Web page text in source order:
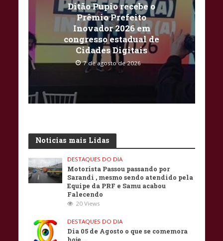
Ditão Pupio recebe o
Prêmio Prefeito
Inovador 2026 em
congresso estadual de
Cidades Digitais
7 de agosto de 2026
Noticias mais Lidas
DESTAQUES DO DIA
Motorista Passou passando por
Sarandi , mesmo sendo atendido pela
Equipe da PRF e Samu acabou
Falecendo
20 Views
DESTAQUES DO DIA
Dia 05 de Agosto o que se comemora